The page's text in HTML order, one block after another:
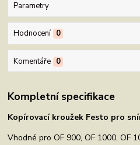
Parametry
Hodnocení 0
Komentáře 0
Kompletní specifikace
Kopírovací kroužek Festo pro
Vhodné pro OF 900, OF 1000, OF